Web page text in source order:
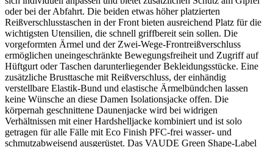
oder bei der Abfahrt. Die beiden etwas höher platzierten
Reißverschlusstaschen in der Front bieten ausreichend Platz für die
wichtigsten Utensilien, die schnell griffbereit sein sollen. Die
vorgeformten Ärmel und der Zwei-Wege-Frontreißverschluss
ermöglichen uneingeschränkte Bewegungsfreiheit und Zugriff auf
Hüftgurt oder Taschen darunterliegender Bekleidungsstücke. Eine
zusätzliche Brusttasche mit Reißverschluss, der einhändig
verstellbare Elastik-Bund und elastische Ärmelbündchen lassen
keine Wünsche an diese Damen Isolationsjacke offen. Die
körpernah geschnittene Daunenjacke wird bei widrigen
Verhältnissen mit einer Hardshelljacke kombiniert und ist solo
getragen für alle Fälle mit Eco Finish PFC-frei wasser- und
schmutzabweisend ausgerüstet. Das VAUDE Green Shape-Label